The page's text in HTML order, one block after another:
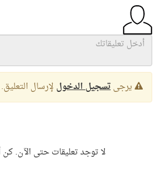
يرجىتسجيل الدخول لإرسال التعليق.
لا توجد تعليقات حتى الآن.